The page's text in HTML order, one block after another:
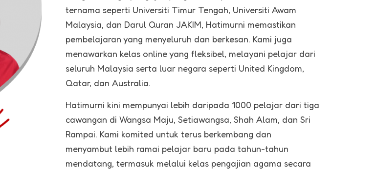
ternama seperti Universiti Timur Tengah, Universiti Awam
Malaysia, dan Darul Quran JAKIM, Hatimurni memastikan
pembelajaran yang menyeluruh dan berkesan. Kami juga
menawarkan kelas online yang fleksibel, melayani pelajar dari
seluruh Malaysia serta luar negara seperti United Kingdom,
Qatar, dan Australia.
Hatimurni kini mempunyai lebih daripada 1000 pelajar dari tiga
cawangan di Wangsa Maju, Setiawangsa, Shah Alam, dan Sri
Rampai. Kami komited untuk terus berkembang dan
menyambut lebih ramai pelajar baru pada tahun-tahun
mendatang, termasuk melalui kelas pengajian agama secara